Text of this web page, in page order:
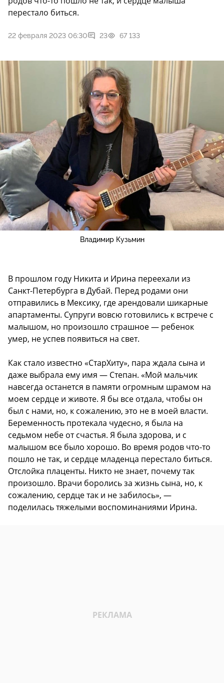
перестало биться.
22 февраля 2023 06:30 23 67 133
Владимир Кузьмин
В прошлом году Никита и Ирина переехали из
Санкт-Петербурга в Дубай. Перед родами они
отправились в Мексику, где арендовали шикарные
апартаменты. Супруги вовсю готовились к встрече с
малышом, но произошло страшное — ребенок
умер, не успев появиться на свет.
Как стало известно «СтарХиту», пара ждала сына и
даже выбрала ему имя — Степан. «Мой мальчик
навсегда останется в памяти огромным шрамом на
моем сердце и животе. Я бы все отдала, чтобы он
был с нами, но, к сожалению, это не в моей власти.
Беременность протекала чудесно, я была на
седьмом небе от счастья. Я была здорова, и с
малышом все было хорошо. Во время родов что-то
пошло не так, и сердце младенца перестало биться.
Отслойка плаценты. Никто не знает, почему так
произошло. Врачи боролись за жизнь сына, но, к
сожалению, сердце так и не забилось», —
поделилась тяжелыми воспоминаниями Ирина.